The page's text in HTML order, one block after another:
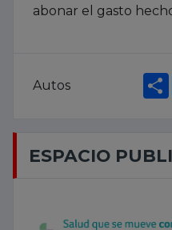
abonar el gasto
Autos
ESPACIO